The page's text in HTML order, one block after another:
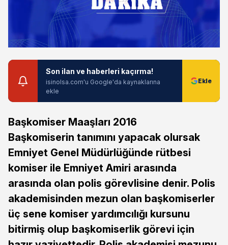
Son ilan ve haberleri kaçırma!
isinolsa.com'u Google'da kaynaklarına
ekle
Başkomiser Maaşları 2016
Başkomiserin tanımını yapacak olursak
Emniyet Genel Müdürlüğünde rütbesi
komiser ile Emniyet Amiri arasında
arasında olan polis görevlisine denir. Polis
akademisinden mezun olan başkomiserler
üç sene komiser yardımcılığı kursunu
bitirmiş olup başkomiserlik görevi için